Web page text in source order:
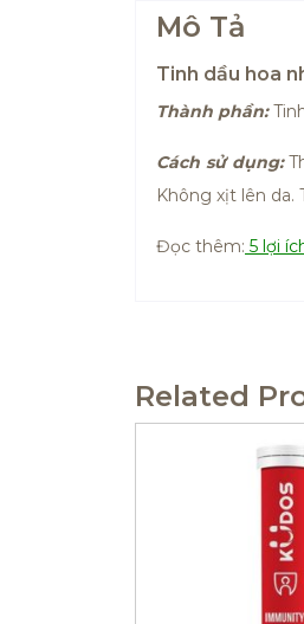
Mô Tả
Tinh dầu hoa
Thành phần:
Cách sử dụng:
Không xịt lên da.
Đọc thêm: 5 lợi
Related